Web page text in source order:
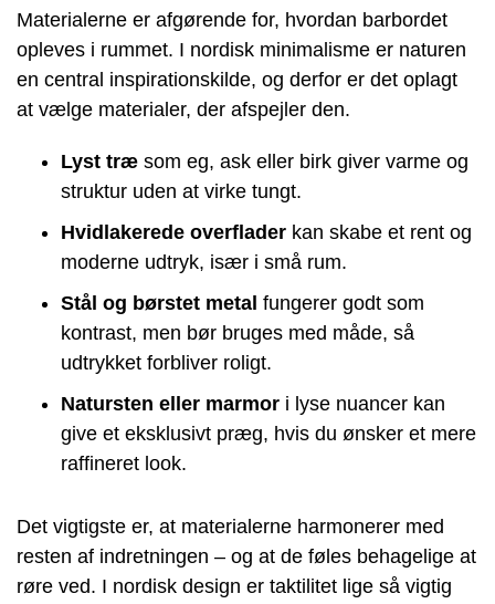
Materialerne er afgørende for, hvordan barbordet
opleves i rummet. I nordisk minimalisme er naturen
en central inspirationskilde, og derfor er det oplagt
at vælge materialer, der afspejler den.
Lyst træ som eg, ask eller birk giver varme og
struktur uden at virke tungt.
Hvidlakerede overflader kan skabe et rent og
moderne udtryk, især i små rum.
Stål og børstet metal fungerer godt som
kontrast, men bør bruges med måde, så
udtrykket forbliver roligt.
Natursten eller marmor i lyse nuancer kan
give et eksklusivt præg, hvis du ønsker et mere
raffineret look.
Det vigtigste er, at materialerne harmonerer med
resten af indretningen – og at de føles behagelige at
røre ved. I nordisk design er taktilitet lige så vigtig